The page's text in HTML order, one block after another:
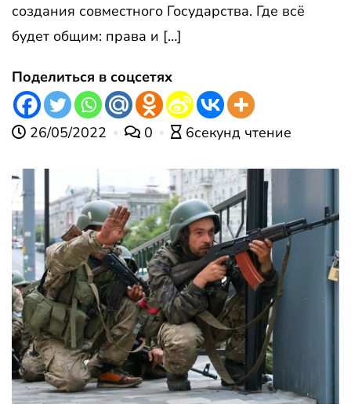
создания совместного Государства. Где всё
будет общим: права и […]
Поделиться в соцсетях
26/05/2022 0 6секунд чтение